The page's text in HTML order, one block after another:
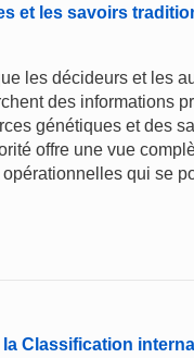
et les savoirs
les décideurs et les
des informations
génétiques et des
offre une vue
qui se
Classification